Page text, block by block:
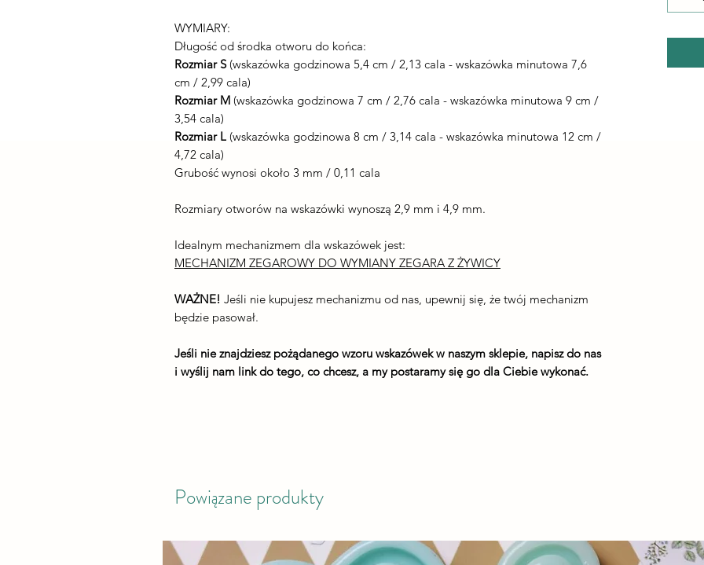
WYMIARY:
Długość od środka otworu do końca:
Rozmiar S(wskazówka godzinowa 5,4 cm / 2,13 cala - wskazówka minutowa 7,6
cm / 2,99 cala)
Rozmiar M (wskazówka godzinowa 7 cm / 2,76 cala - wskazówka minutowa 9 cm /
3,54 cala)
Rozmiar L (wskazówka godzinowa 8 cm / 3,14 cala - wskazówka minutowa 12 cm /
4,72 cala)
Grubość wynosi około 3 mm / 0,11 cala
Rozmiary otworów na wskazówki wynoszą 2,9 mm i 4,9 mm.
Idealnym mechanizmem dla wskazówek jest:
MECHANIZM ZEGAROWY DO WYMIANY ZEGARA Z ŻYWICY
WAŻNE! Jeśli nie kupujesz mechanizmu od nas, upewnij się, że twój mechanizm
będzie pasował.
Jeśli nie znajdziesz pożądanego wzoru wskazówek w naszym sklepie, napisz do nas
i wyślij nam link do tego, co chcesz, a my postaramy się go dla Ciebie wykonać.
Powiązane produkty